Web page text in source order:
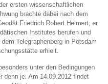
ersten wissenschaftlichen
brachte dabei nach dem
Friedrich Robert Helmert; er
Institutes berufen und
Telegraphenberg in Potsdam
erhielt.
unter den Bedingungen
denn je. Am 14.09.2012 findet